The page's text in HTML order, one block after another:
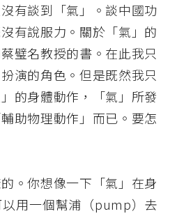
有談到「氣」。談中國功
有說服力。關於「氣」的
璧名教授的書。在此我只
演的角色。但是既然我只
的身體動作，「氣」所發
助物理動作」而已。要怎
。你想像一下「氣」在身
用一個幫浦（pump）去